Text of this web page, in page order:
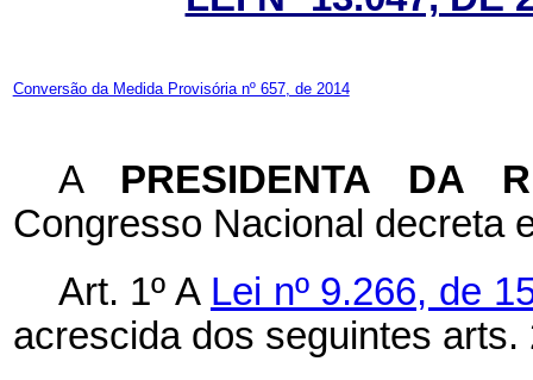
Conversão da Medida Provisória nº 657, de 2014
A PRESIDENTA DA
Congresso Nacional decreta
Art. 1ºA Lei nº 9.266, de
acrescida dos seguintes arts.